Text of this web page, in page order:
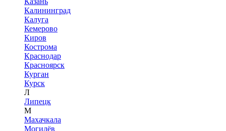
Калининград
Калуга
Кемерово
Киров
Кострома
Краснодар
Красноярск
Курган
Курск
Л
Липецк
М
Махачкала
Могилёв